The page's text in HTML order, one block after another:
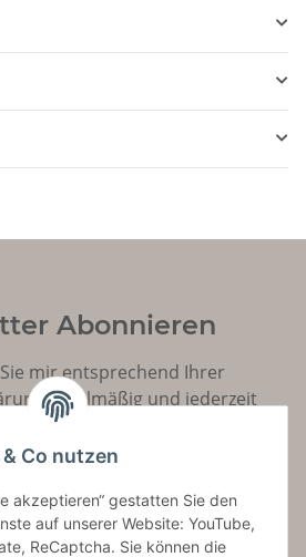
Abonnieren
mir entsprechend Ihrer
regelmäßig und jederzeit
zu Ihrem Produktsortiment
per E-Mail zu.
Abonnieren
Co nutzen
akzeptieren“ gestatten Sie den
auf unserer Website: YouTube,
ReCaptcha. Sie können die